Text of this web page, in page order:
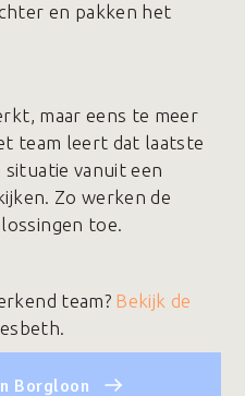
en pakken het
maar eens te meer
team leert dat laatste
situatie vanuit een
Zo werken de
toe.
team? Bekijk de
Borgloon